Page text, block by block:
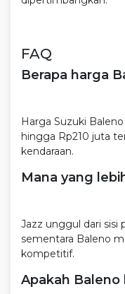
FAQ
Berapa harga
Harga Suzuki
hingga Rp210 juta
kendaraan.
Mana yang
Jazz unggul dari sisi
sementara Baleno
kompetitif.
Apakah Baleno